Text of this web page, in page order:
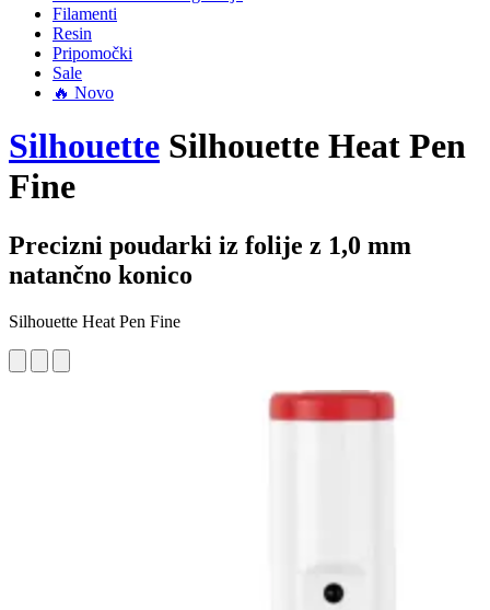
Filamenti
Resin
Pripomočki
Sale
🔥 Novo
Silhouette Silhouette Heat Pen
Fine
Precizni poudarki iz folije z 1,0 mm
natančno konico
Silhouette Heat Pen Fine